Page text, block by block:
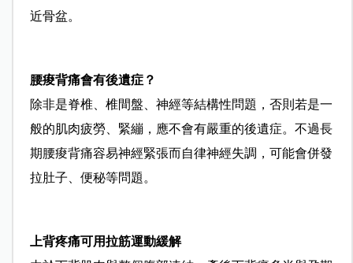
近骨盆。
腰痠背痛會有後遺症？
除非是脊椎、椎間盤、神經等結構性問題，否則若是一
般的肌肉疲勞、緊繃，應不會有嚴重的後遺症。不過長
期腰痠背痛容易神經緊張而自律神經失調，可能會併發
拉肚子、便秘等問題。
上背疼痛可用拉筋運動緩解